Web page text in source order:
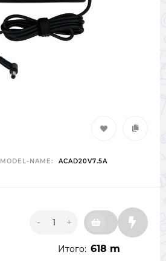
MODEL-NAME: ACAD20V7.5A
- +
Итого: 618 m